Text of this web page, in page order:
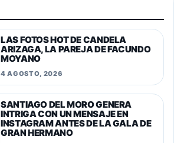
LAS FOTOS HOT DE CANDELA
ARIZAGA, LA PAREJA DE FACUNDO
MOYANO
4 AGOSTO, 2026
SANTIAGO DEL MORO GENERA
INTRIGA CON UN MENSAJE EN
INSTAGRAM ANTES DE LA GALA DE
GRAN HERMANO